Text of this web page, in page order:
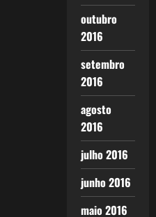
outubro
2016
setembro
2016
agosto
2016
julho 2016
junho 2016
maio 2016